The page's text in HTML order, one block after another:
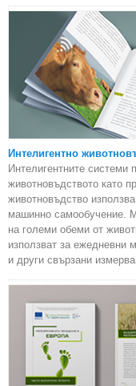
Интелигентно
Интелигентните системи
животновъдството като
животновъдство
машинно самообучение.
на големи обеми от
използват за ежедневни
и други свързани